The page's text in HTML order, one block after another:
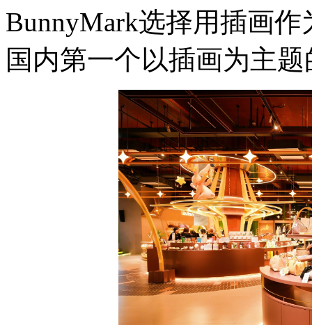
BunnyMark选择用插画
国内第一个以插画为主